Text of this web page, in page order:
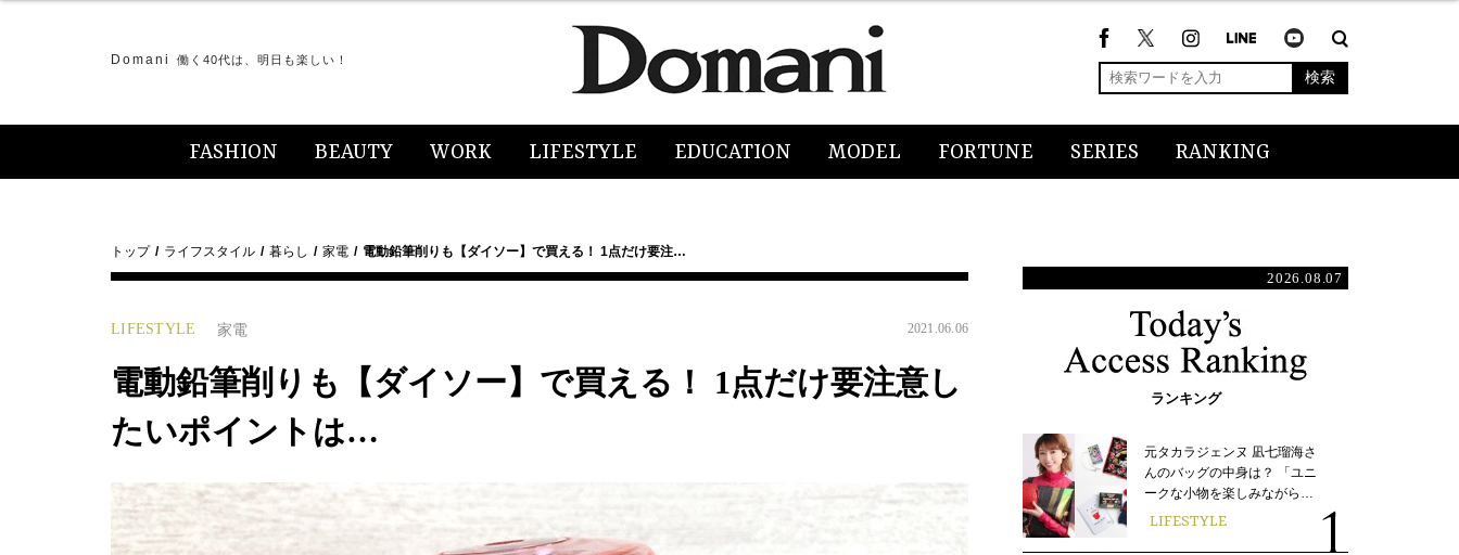
Domani 働く40代は、明日も楽しい！
検索
FASHION BEAUTY WORK LIFESTYLE EDUCATION MODEL FORTUNE SERIES RANKING
トップ ライフスタイル 暮らし 家電 電動鉛筆削りも【ダイソー】で買える！ 1点だけ要注…
LIFESTYLE 家電 2021.06.06
電動鉛筆削りも【ダイソー】で買える！ 1点だけ要注意し
たいポイントは…
2026.08.07
ランキング
元タカラジェンヌ 凪七瑠海さ
んのバッグの中身は？ 「ユニ
ークな小物を楽しみながら…
LIFESTYLE